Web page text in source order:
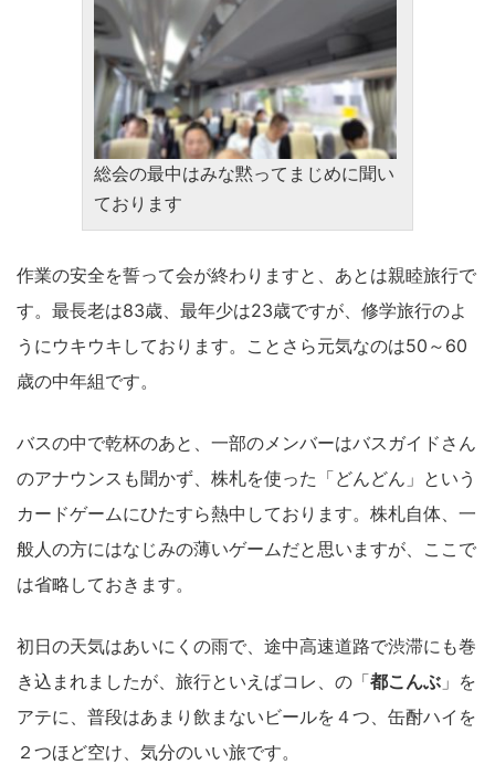
総会の最中はみな黙ってまじめに聞い
ております
作業の安全を誓って会が終わりますと、あとは親睦旅行で
す。最長老は83歳、最年少は23歳ですが、修学旅行のよ
うにウキウキしております。ことさら元気なのは50～60
歳の中年組です。
バスの中で乾杯のあと、一部のメンバーはバスガイドさん
のアナウンスも聞かず、株札を使った「どんどん」という
カードゲームにひたすら熱中しております。株札自体、一
般人の方にはなじみの薄いゲームだと思いますが、ここで
は省略しておきます。
初日の天気はあいにくの雨で、途中高速道路で渋滞にも巻
き込まれましたが、旅行といえばコレ、の「都こんぶ 」を
アテに、普段はあまり飲まないビールを４つ、缶酎ハイを
２つほど空け、気分のいい旅です。